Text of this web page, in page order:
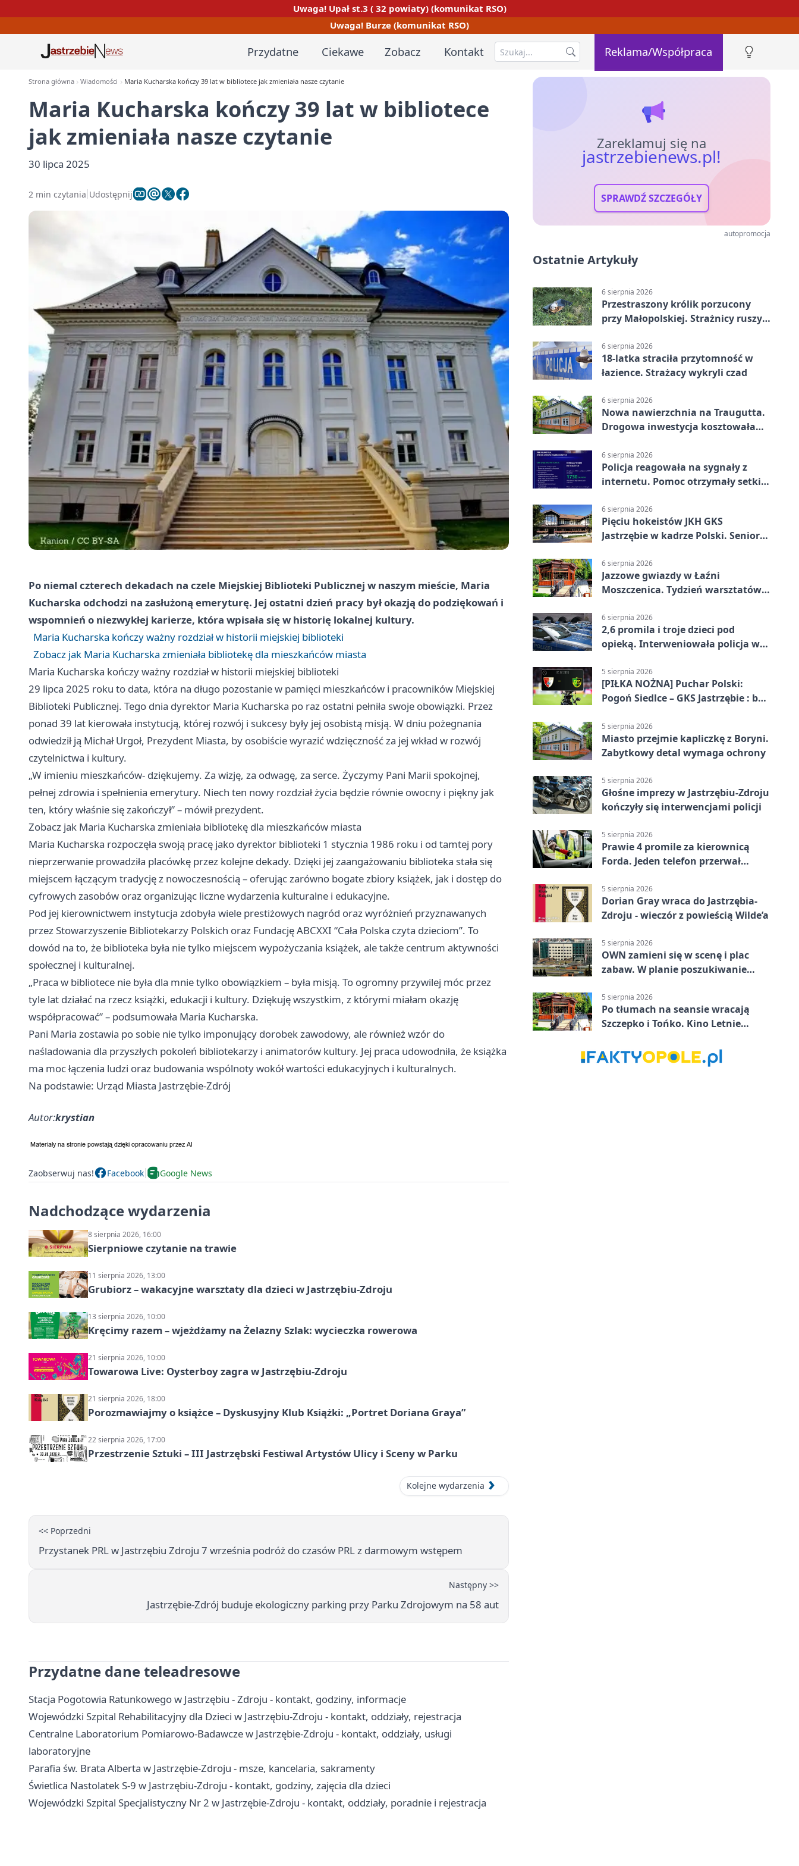
Uwaga! Upał st.3 ( 32 powiaty) (komunikat RSO)
Uwaga! Burze (komunikat RSO)
Przydatne Ciekawe Zobacz Kontakt Reklama/Współpraca
Strona główna Wiadomości Maria Kucharska kończy 39 lat w bibliotece jak zmieniała nasze czytanie
Maria Kucharska kończy 39 lat w bibliotece
jak zmieniała nasze czytanie
30 lipca 2025
2 min czytania Udostępnij
Po niemal czterech dekadach na czele Miejskiej Biblioteki Publicznej w naszym mieście, Maria
Kucharska odchodzi na zasłużoną emeryturę. Jej ostatni dzień pracy był okazją do podziękowań i
wspomnień o niezwykłej karierze, która wpisała się w historię lokalnej kultury.
Maria Kucharska kończy ważny rozdział w historii miejskiej biblioteki
Zobacz jak Maria Kucharska zmieniała bibliotekę dla mieszkańców miasta
Maria Kucharska kończy ważny rozdział w historii miejskiej biblioteki
29 lipca 2025 roku to data, która na długo pozostanie w pamięci mieszkańców i pracowników Miejskiej
Biblioteki Publicznej. Tego dnia dyrektor Maria Kucharska po raz ostatni pełniła swoje obowiązki. Przez
ponad 39 lat kierowała instytucją, której rozwój i sukcesy były jej osobistą misją. W dniu pożegnania
odwiedził ją Michał Urgoł, Prezydent Miasta, by osobiście wyrazić wdzięczność za jej wkład w rozwój
czytelnictwa i kultury.
„W imieniu mieszkańców- dziękujemy. Za wizję, za odwagę, za serce. Życzymy Pani Marii spokojnej,
pełnej zdrowia i spełnienia emerytury. Niech ten nowy rozdział życia będzie równie owocny i piękny jak
ten, który właśnie się zakończył” – mówił prezydent.
Zobacz jak Maria Kucharska zmieniała bibliotekę dla mieszkańców miasta
Maria Kucharska rozpoczęła swoją pracę jako dyrektor biblioteki 1 stycznia 1986 roku i od tamtej pory
nieprzerwanie prowadziła placówkę przez kolejne dekady. Dzięki jej zaangażowaniu biblioteka stała się
miejscem łączącym tradycję z nowoczesnością – oferując zarówno bogate zbiory książek, jak i dostęp do
cyfrowych zasobów oraz organizując liczne wydarzenia kulturalne i edukacyjne.
Pod jej kierownictwem instytucja zdobyła wiele prestiżowych nagród oraz wyróżnień przyznawanych
przez Stowarzyszenie Bibliotekarzy Polskich oraz Fundację ABCXXI “Cała Polska czyta dzieciom”. To
dowód na to, że biblioteka była nie tylko miejscem wypożyczania książek, ale także centrum aktywności
społecznej i kulturalnej.
„Praca w bibliotece nie była dla mnie tylko obowiązkiem – była misją. To ogromny przywilej móc przez
tyle lat działać na rzecz książki, edukacji i kultury. Dziękuję wszystkim, z którymi miałam okazję
współpracować” – podsumowała Maria Kucharska.
Pani Maria zostawia po sobie nie tylko imponujący dorobek zawodowy, ale również wzór do
naśladowania dla przyszłych pokoleń bibliotekarzy i animatorów kultury. Jej praca udowodniła, że książka
ma moc łączenia ludzi oraz budowania wspólnoty wokół wartości edukacyjnych i kulturalnych.
Na podstawie: Urząd Miasta Jastrzębie-Zdrój
Autor:krystian
Zaobserwuj nas! Facebook Google News
Nadchodzące wydarzenia
8 sierpnia 2026, 16:00
Sierpniowe czytanie na trawie
11 sierpnia 2026, 13:00
Grubiorz – wakacyjne warsztaty dla dzieci w Jastrzębiu-Zdroju
13 sierpnia 2026, 10:00
Kręcimy razem – wjeżdżamy na Żelazny Szlak: wycieczka rowerowa
21 sierpnia 2026, 10:00
Towarowa Live: Oysterboy zagra w Jastrzębiu-Zdroju
21 sierpnia 2026, 18:00
Porozmawiajmy o książce – Dyskusyjny Klub Książki: „Portret Doriana Graya”
22 sierpnia 2026, 17:00
Przestrzenie Sztuki – III Jastrzębski Festiwal Artystów Ulicy i Sceny w Parku
Kolejne wydarzenia
<< Poprzedni
Przystanek PRL w Jastrzębiu Zdroju 7 września podróż do czasów PRL z darmowym wstępem
Następny >>
Jastrzębie-Zdrój buduje ekologiczny parking przy Parku Zdrojowym na 58 aut
Przydatne dane teleadresowe
Stacja Pogotowia Ratunkowego w Jastrzębiu - Zdroju - kontakt, godziny, informacje
Wojewódzki Szpital Rehabilitacyjny dla Dzieci w Jastrzębiu-Zdroju - kontakt, oddziały, rejestracja
Centralne Laboratorium Pomiarowo-Badawcze w Jastrzębie-Zdroju - kontakt, oddziały, usługi
laboratoryjne
Parafia św. Brata Alberta w Jastrzębie-Zdroju - msze, kancelaria, sakramenty
Świetlica Nastolatek S-9 w Jastrzębiu-Zdroju - kontakt, godziny, zajęcia dla dzieci
Wojewódzki Szpital Specjalistyczny Nr 2 w Jastrzębie-Zdroju - kontakt, oddziały, poradnie i rejestracja
Zareklamuj się na
jastrzebienews.pl!
SPRAWDŹ SZCZEGÓŁY
autopromocja
Ostatnie Artykuły
6 sierpnia 2026
Przestraszony królik porzucony
przy Małopolskiej. Strażnicy ruszyli
6 sierpnia 2026
18-latka straciła przytomność w
łazience. Strażacy wykryli czad
6 sierpnia 2026
Nowa nawierzchnia na Traugutta.
Drogowa inwestycja kosztowała
6 sierpnia 2026
Policja reagowała na sygnały z
internetu. Pomoc otrzymały setki
6 sierpnia 2026
Pięciu hokeistów JKH GKS
Jastrzębie w kadrze Polski. Seniorzy
6 sierpnia 2026
Jazzowe gwiazdy w Łaźni
Moszczenica. Tydzień warsztatów
6 sierpnia 2026
2,6 promila i troje dzieci pod
opieką. Interweniowała policja w
5 sierpnia 2026
[PIŁKA NOŻNA] Puchar Polski:
Pogoń Siedlce – GKS Jastrzębie : bez
5 sierpnia 2026
Miasto przejmie kapliczkę z Boryni.
Zabytkowy detal wymaga ochrony
5 sierpnia 2026
Głośne imprezy w Jastrzębiu-Zdroju
kończyły się interwencjami policji
5 sierpnia 2026
Prawie 4 promile za kierownicą
Forda. Jeden telefon przerwał
5 sierpnia 2026
Dorian Gray wraca do Jastrzębia-
Zdroju - wieczór z powieścią Wilde’a
5 sierpnia 2026
OWN zamieni się w scenę i plac
zabaw. W planie poszukiwanie
5 sierpnia 2026
Po tłumach na seansie wracają
Szczepko i Tońko. Kino Letnie